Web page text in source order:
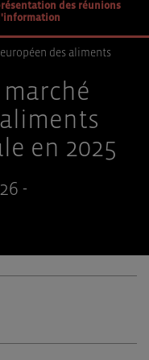
des réunions
des aliments
en 2025
-